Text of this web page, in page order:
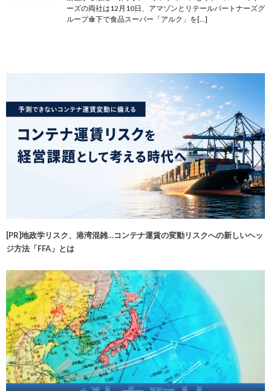
ーズの両社は12月10日、アマゾンとリテールパートナーズグ
ループ傘下で食品スーパー「アルク」を[…]
[PR]地政学リスク、港湾混雑…コンテナ運賃の変動リスクへの新しいヘッ
ジ方法「FFA」とは